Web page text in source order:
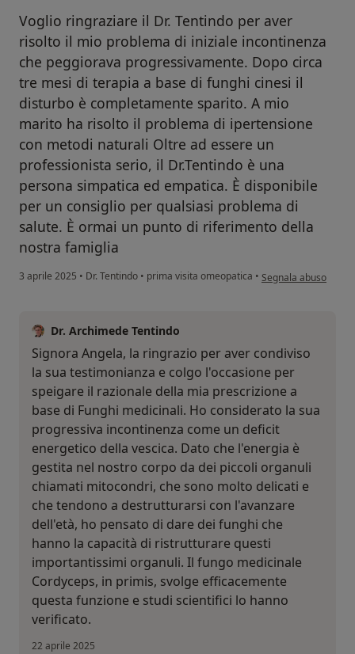
Voglio ringraziare il Dr. Tentindo per aver
risolto il mio problema di iniziale incontinenza
che peggiorava progressivamente. Dopo circa
tre mesi di terapia a base di funghi cinesi il
disturbo è completamente sparito. A mio
marito ha risolto il problema di ipertensione
con metodi naturali Oltre ad essere un
professionista serio, il Dr.Tentindo è una
persona simpatica ed empatica. È disponibile
per un consiglio per qualsiasi problema di
salute. È ormai un punto di riferimento della
nostra famiglia
3 aprile 2025 • Dr. Tentindo • prima visita omeopatica • secondo l'opinione
Segnala abuso
Dr. Archimede Tentindo
Signora Angela, la ringrazio per aver condiviso
la sua testimonianza e colgo l'occasione per
speigare il razionale della mia prescrizione a
base di Funghi medicinali. Ho considerato la sua
progressiva incontinenza come un deficit
energetico della vescica. Dato che l'energia è
gestita nel nostro corpo da dei piccoli organuli
chiamati mitocondri, che sono molto delicati e
che tendono a destrutturarsi con l'avanzare
dell'età, ho pensato di dare dei funghi che
hanno la capacità di ristrutturare questi
importantissimi organuli. Il fungo medicinale
Cordyceps, in primis, svolge efficacemente
questa funzione e studi scientifici lo hanno
verificato.
22 aprile 2025